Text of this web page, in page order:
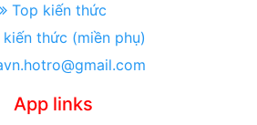
Top kiến thức
kiến thức (miền phụ)
App links